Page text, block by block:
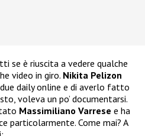
se è riuscita a vedere qualche
video in giro. Nikita Pelizon
daily online e di averlo fatto
voleva un po’ documentarsi.
Massimiliano Varrese e ha
particolarmente. Come mai? A